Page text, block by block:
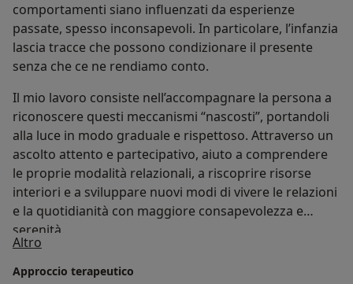
comportamenti siano influenzati da esperienze
passate, spesso inconsapevoli. In particolare, l’infanzia
lascia tracce che possono condizionare il presente
senza che ce ne rendiamo conto.
Il mio lavoro consiste nell’accompagnare la persona a
riconoscere questi meccanismi “nascosti”, portandoli
alla luce in modo graduale e rispettoso. Attraverso un
ascolto attento e partecipativo, aiuto a comprendere
le proprie modalità relazionali, a riscoprire risorse
interiori e a sviluppare nuovi modi di vivere le relazioni
e la quotidianità con maggiore consapevolezza e
serenità.
Altro
Approccio terapeutico